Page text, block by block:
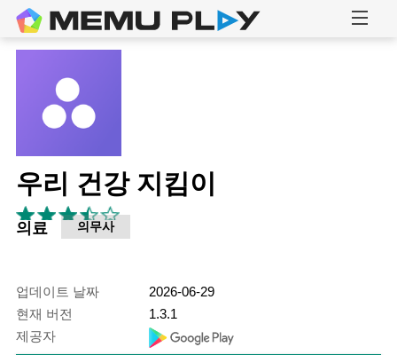
우리 건강 지킴이
의료 의무사
업데이트 날짜
2026-06-29
현재 버전
1.3.1
제공자